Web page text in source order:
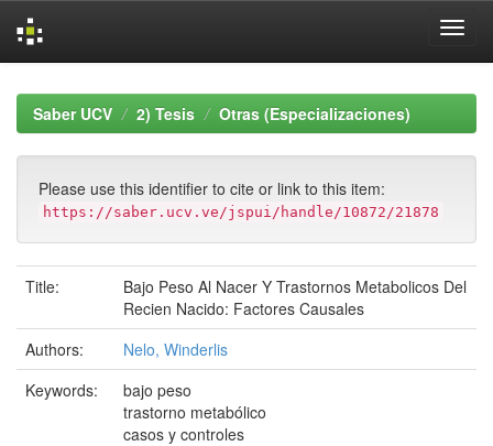
navigationSaber UCV 2) Tesis Otras (Especializaciones)
Please use this identifier to cite or link to this item:
https://saber.ucv.ve/jspui/handle/10872/21878
Title:
Bajo Peso Al Nacer Y Trastornos Metabolicos Del
Recien Nacido: Factores Causales
Authors:
Nelo, Winderlis
Keywords:
bajo peso
trastorno metabólico
casos y controles